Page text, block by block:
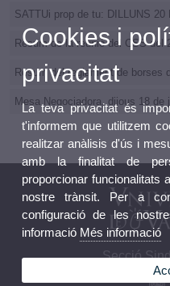
SATTUi prop de tu: DILLUNS
Resum de la reunió del CSS del
Resum del reglament de borses
Mesa Negociadora, dijous 18 de
Secció
Cookies i
privacitat
La teva privacitat és
t'informem que utilitzem
realitzar anàlisis d'ús i
amb la finalitat de
proporcionar funcionalitats
nostre trànsit. Per a
configuració de les
informació Més informació